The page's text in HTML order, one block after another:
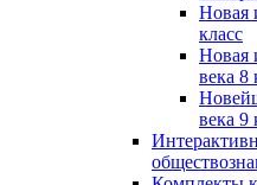
Новая
класс
Новая
века 8
века 9